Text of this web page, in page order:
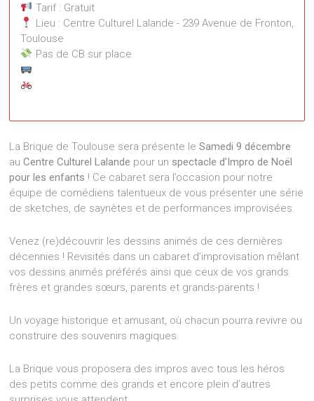
La Brique de Toulouse sera présente leSamedi 9 décembre
auCentre Culturel Lalande pour un spectacle d’Impro de Noël
pour les enfants ! Ce cabaret sera l’occasion pour notre
équipe de comédiens talentueux de vous présenter une série
de sketches, de saynètes et de performances improvisées.
Venez (re)découvrir les dessins animés de ces dernières
décennies ! Revisités dans un cabaret d’improvisation mêlant
vos dessins animés préférés ainsi que ceux de vos grands
frères et grandes sœurs, parents et grands-parents !
Un voyage historique et amusant, où chacun pourra revivre ou
construire des souvenirs magiques.
La Brique vous proposera des impros avec tous les héros
des petits comme des grands et encore plein d’autres
Tarif : Gratuit
Lieu : Centre Culturel Lalande - 239 Avenue de Fronton,
Toulouse
Pas de CB sur place
239 Avenue de Fronton - Toulouse